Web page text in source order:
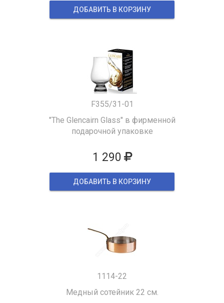
ДОБАВИТЬ В КОРЗИНУ
F355/31-01
"The Glencairn Glass" в фирменной
подарочной упаковке
1 290
ДОБАВИТЬ В КОРЗИНУ
1114-22
Медный сотейник 22 см.